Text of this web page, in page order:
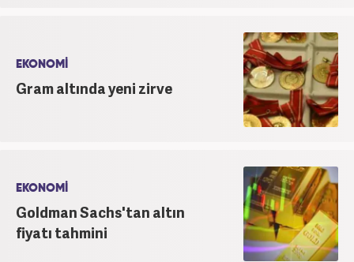
EKONOMİ
Gram altında yeni zirve
EKONOMİ
Goldman Sachs'tan altın
fiyatı tahmini